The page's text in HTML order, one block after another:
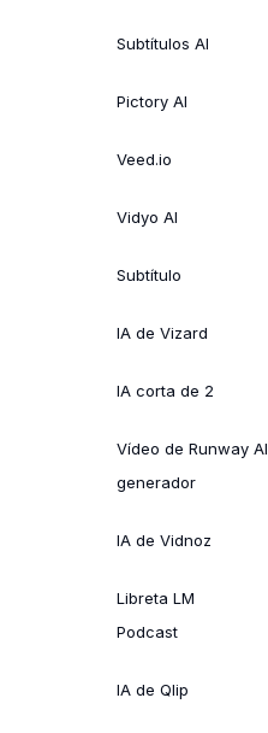
Subtítulos AI
Pictory AI
Veed.io
Vidyo AI
Subtítulo
IA de Vizard
IA corta de 2
Vídeo de Runway AI
generador
IA de Vidnoz
Libreta LM
Podcast
IA de Qlip